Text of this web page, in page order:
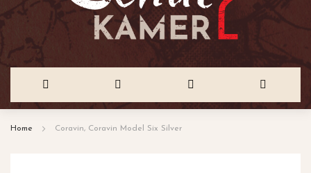
Home Coravin, Coravin Model Six Silver